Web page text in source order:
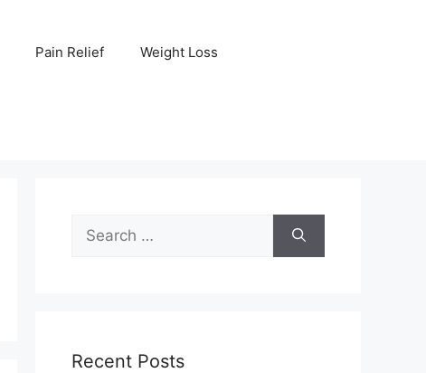
Pain Relief Weight Loss
for:
Recent Posts